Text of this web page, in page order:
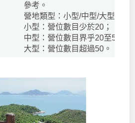
參考。
營地類型：小型/中型/大型
小型：營位數目少於20；
中型：營位數目界乎20至50；
大型：營位數目超過50。